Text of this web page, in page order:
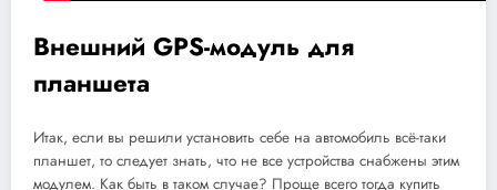
Внешний GPS-модуль для
планшета
Итак, если вы решили установить себе на автомобиль всё-таки
планшет, то следует знать, что не все устройства снабжены этим
модулем. Как быть в таком случае? Проще всего тогда купить